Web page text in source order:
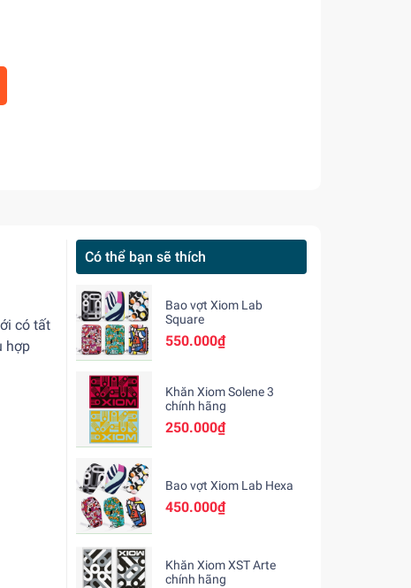
có tất
hợp
Có thể bạn sẽ thích
Bao vợt Xiom Lab
Square
550.000₫
Khăn Xiom Solene 3
chính hãng
250.000₫
Bao vợt Xiom Lab Hexa
450.000₫
Khăn Xiom XST Arte
chính hãng